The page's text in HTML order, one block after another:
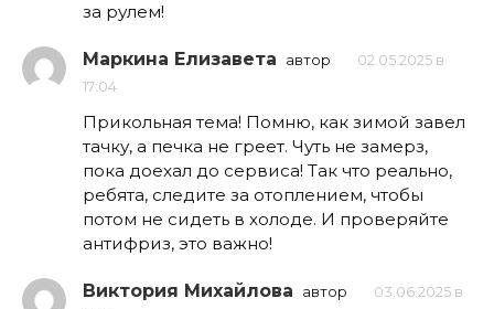
за рулем!
Маркина Елизавета автор
02.05.2025 в
17:04
Прикольная тема! Помню, как зимой завел
тачку, а печка не греет. Чуть не замерз,
пока доехал до сервиса! Так что реально,
ребята, следите за отоплением, чтобы
потом не сидеть в холоде. И проверяйте
антифриз, это важно!
Виктория Михайлова автор
03.06.2025 в